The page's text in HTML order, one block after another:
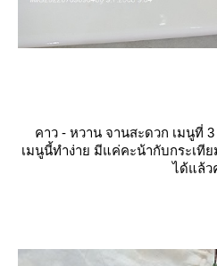
คาว - หวาน จานสะดวก เมนูที่
เมนูนี้ทำง่าย มีแค่คะน้ากับกระเ
ได้แล้ว